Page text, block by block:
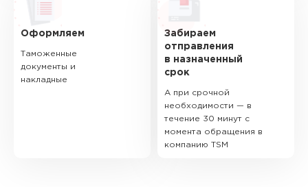
Оформляем
Таможенные
документы и
накладные
Забираем
отправления
в назначенный
срок
А при срочной
необходимости — в
течение 30 минут с
момента обращения в
компанию TSM